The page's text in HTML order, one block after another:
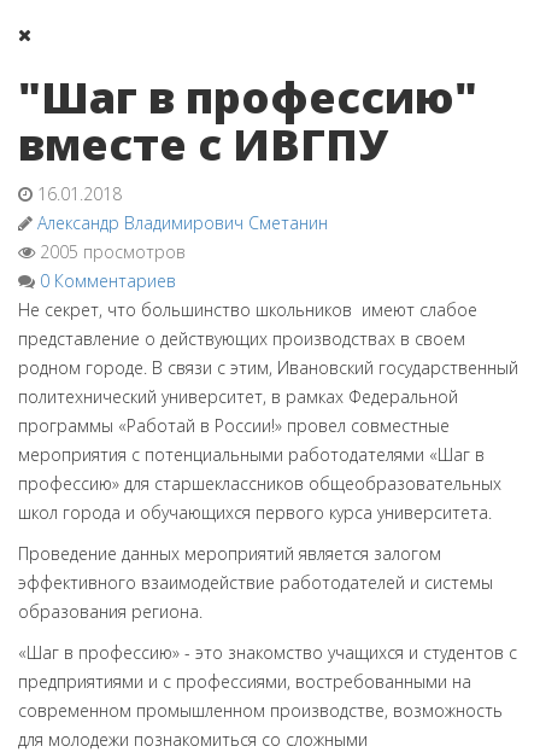
"Шаг в профессию"
вместе с ИВГПУ
16.01.2018
Александр Владимирович Сметанин
2005 просмотров
0 Комментариев
Не секрет, что большинство школьников имеют слабое
представление о действующих производствах в своем
родном городе. В связи с этим, Ивановский государственный
политехнический университет, в рамках Федеральной
программы «Работай в России!» провел совместные
мероприятия с потенциальными работодателями «Шаг в
профессию» для старшеклассников общеобразовательных
школ города и обучающихся первого курса университета.
Проведение данных мероприятий является залогом
эффективного взаимодействие работодателей и системы
образования региона.
«Шаг в профессию» - это знакомство учащихся и студентов с
предприятиями и с профессиями, востребованными на
современном промышленном производстве, возможность
для молодежи познакомиться со сложными